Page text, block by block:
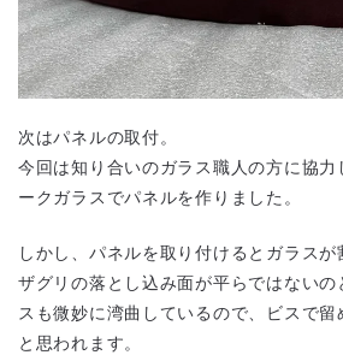
次はパネルの取付。
今回は知り合いのガラス職人の方に協力
ークガラスでパネルを作りました。
しかし、パネルを取り付けるとガラスが
ザグリの落とし込み面が平らではないの
スも微妙に湾曲しているので、ビスで留
と思われます。